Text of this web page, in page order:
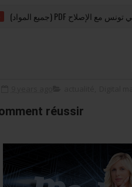
réussir